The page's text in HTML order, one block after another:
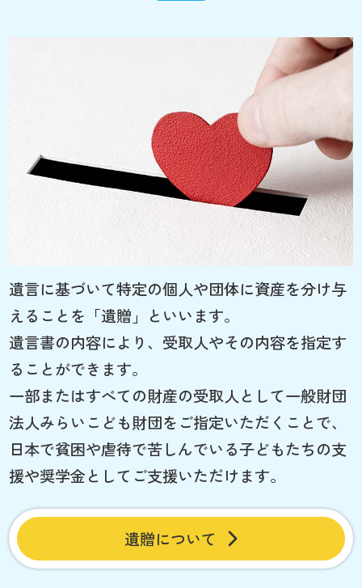
遺言に基づいて特定の個人や団体に資産を分け与
えることを「遺贈」といいます。
遺言書の内容により、受取人やその内容を指定す
ることができます。
一部またはすべての財産の受取人として一般財団
法人みらいこども財団をご指定いただくことで、
日本で貧困や虐待で苦しんでいる子どもたちの支
援や奨学金としてご支援いただけます。
遺贈について